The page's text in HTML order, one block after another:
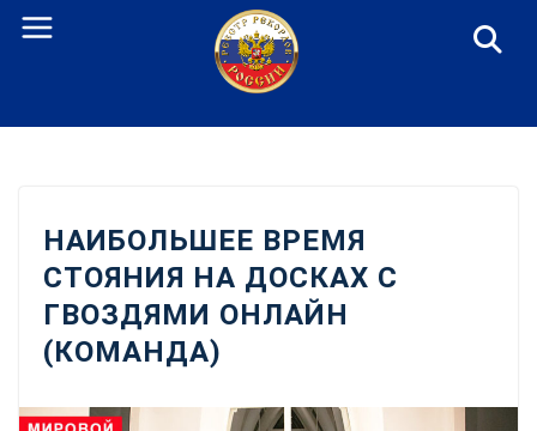
Перейти
НАИБОЛЬШЕЕ ВРЕМЯ
СТОЯНИЯ НА ДОСКАХ С
ГВОЗДЯМИ ОНЛАЙН
(КОМАНДА)